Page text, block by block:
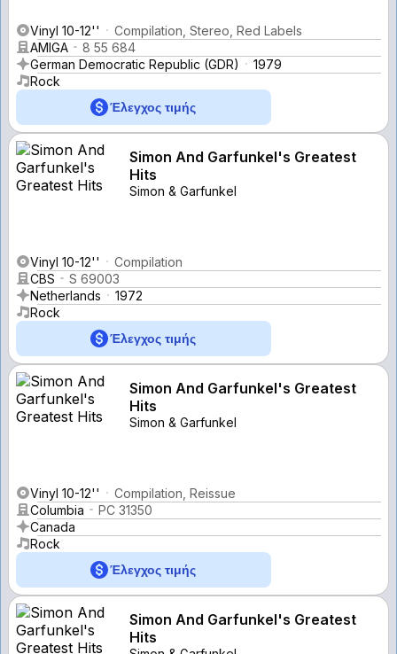
Vinyl 10-12''
Compilation, Stereo, Red Labels
AMIGA
8 55 684
German Democratic Republic (GDR)
1979
Rock
Έλεγχος τιμής
Simon And Garfunkel's Greatest
Hits
Simon & Garfunkel
Vinyl 10-12''
Compilation
CBS
S 69003
Netherlands
1972
Rock
Έλεγχος τιμής
Simon And Garfunkel's Greatest
Hits
Simon & Garfunkel
Vinyl 10-12''
Compilation, Reissue
Columbia
PC 31350
Canada
Rock
Έλεγχος τιμής
Simon And Garfunkel's Greatest
Hits